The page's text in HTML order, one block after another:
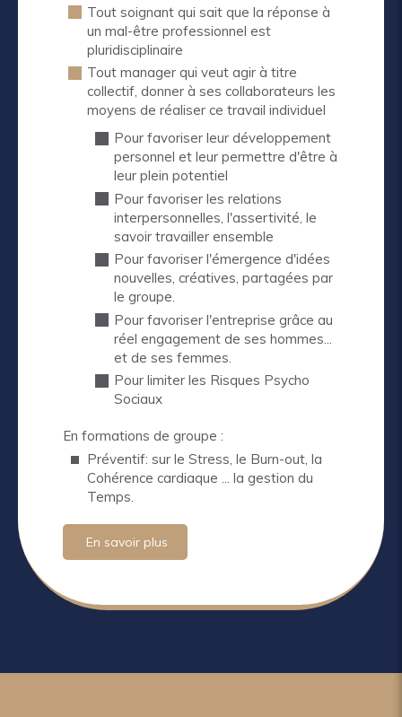
Tout soignant qui sait que la réponse à
un mal-être professionnel est
pluridisciplinaire
Tout manager qui veut agir à titre
collectif, donner à ses collaborateurs les
moyens de réaliser ce travail individuel
Pour favoriser leur développement
personnel et leur permettre d'être à
leur plein potentiel
Pour favoriser les relations
interpersonnelles, l'assertivité, le
savoir travailler ensemble
Pour favoriser l'émergence d'idées
nouvelles, créatives, partagées par
le groupe.
Pour favoriser l'entreprise grâce au
réel engagement de ses hommes...
et de ses femmes.
Pour limiter les Risques Psycho
Sociaux
En formations de groupe :
Préventif: sur le Stress, le Burn-out, la
Cohérence cardiaque ... la gestion du
Temps.
En savoir plus